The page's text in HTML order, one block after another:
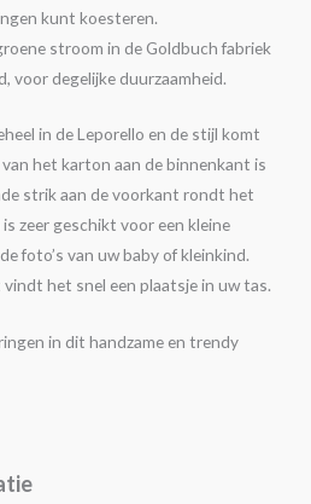
kunt koesteren.
stroom in de Goldbuch fabriek
voor degelijke duurzaamheid.
in de Leporello en de stijl komt
het karton aan de binnenkant is
strik aan de voorkant rondt het
zeer geschikt voor een kleine
foto’s van uw baby of kleinkind.
het snel een plaatsje in uw tas.
in dit handzame en trendy